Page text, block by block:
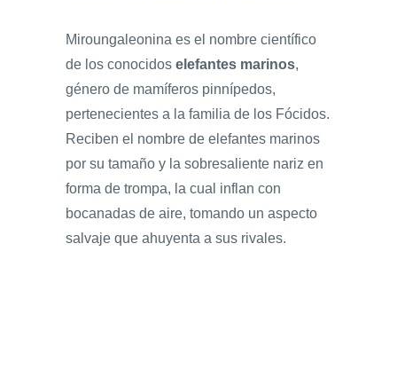
Miroungaleonina es el nombre científico
de los conocidos elefantes marinos,
género de mamíferos pinnípedos,
pertenecientes a la familia de los Fócidos.
Reciben el nombre de elefantes marinos
por su tamaño y la sobresaliente nariz en
forma de trompa, la cual inflan con
bocanadas de aire, tomando un aspecto
salvaje que ahuyenta a sus rivales.